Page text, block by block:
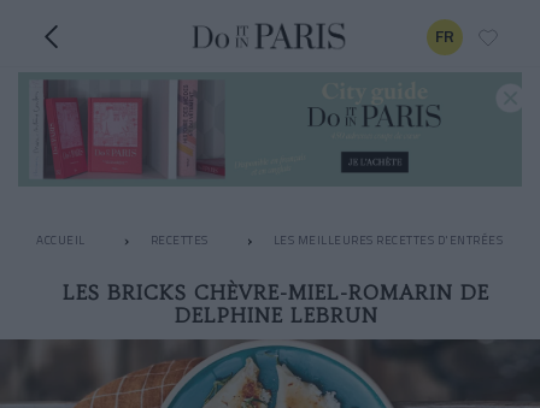
FR
ACCUEIL RECETTES LES MEILLEURES RECETTES D'ENTRÉES
LES BRICKS CHÈVRE-MIEL-ROMARIN DE
DELPHINE LEBRUN